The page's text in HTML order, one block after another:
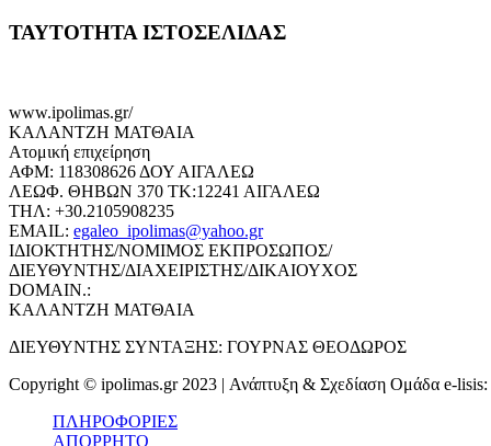
ΤΑΥΤΟΤΗΤΑ ΙΣΤΟΣΕΛΙΔΑΣ
www.ipolimas.gr/
ΚΑΛΑΝΤΖΗ ΜΑΤΘΑΙΑ
Ατομική επιχείρηση
ΑΦΜ: 118308626 ΔΟΥ ΑΙΓΑΛΕΩ
ΛΕΩΦ. ΘΗΒΩΝ 370 ΤΚ:12241 ΑΙΓΑΛΕΩ
ΤΗΛ: +30.2105908235
EMAIL: egaleo_ipolimas@yahoo.gr
ΙΔΙΟΚΤΗΤΗΣ/ΝΟΜΙΜΟΣ ΕΚΠΡΟΣΩΠΟΣ/
ΔΙΕΥΘΥΝΤΗΣ/ΔΙΑΧΕΙΡΙΣΤΗΣ/ΔΙΚΑΙΟΥΧΟΣ
DOMAIN.:
ΚΑΛΑΝΤΖΗ ΜΑΤΘΑΙΑ
ΔΙΕΥΘΥΝΤΗΣ ΣΥΝΤΑΞΗΣ: ΓΟΥΡΝΑΣ ΘΕΟΔΩΡΟΣ
Copyright © ipolimas.gr 2023 | Ανάπτυξη & Σχεδίαση Ομάδα e-lisis:
ΠΛΗΡΟΦΟΡΙΕΣ
ΑΠΟΡΡΗΤΟ